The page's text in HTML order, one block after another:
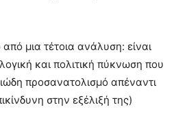
μια τέτοια ανάλυση: είναι
και πολιτική πύκνωση που
προσανατολισμό απέναντι
στην εξέλιξή της)